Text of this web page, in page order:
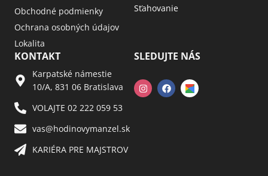
Obchodné podmienky
Ochrana osobných údajov
Lokalita
Sťahovanie
KONTAKT
Karpatské námestie
10/A, 831 06 Bratislava
VOLAJTE 02 222 059 53​
vas@hodinovymanzel.sk​
KARIÉRA PRE MAJSTROV​
SLEDUJTE NÁS